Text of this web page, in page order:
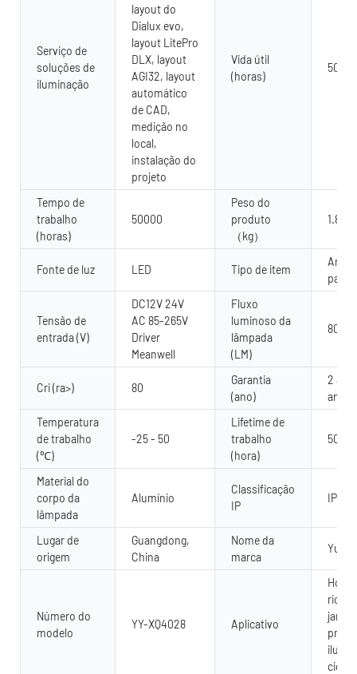
Serviço de
soluções de
iluminação
layout do
Dialux evo,
layout LitePro
DLX, layout
AGI32, layout
automático
de CAD,
medição no
local,
instalação do
projeto
Vida útil
(horas)
Tempo de
trabalho
(horas)
50000
Peso do
produto
（kg）
1.8
Fonte de luz LED Tipo de item
Tensão de
entrada (V)
DC12V 24V
AC 85-265V
Driver
Meanwell
Fluxo
luminoso da
lâmpada
(LM)
80
Cri (ra>) 80
Garantia
(ano)
2
anos
Temperatura
de trabalho
(℃)
-25 - 50
Lifetime de
trabalho
(hora)
Material do
corpo da
lâmpada
Alumínio
Classificação
IP
IP65,
Lugar de
origem
Guangdong,
China
Nome da
marca
Número do
modelo
YY-XQ4028 Aplicativo
rio,